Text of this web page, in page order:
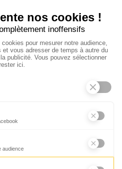
NOUS
Schreiber © 2026